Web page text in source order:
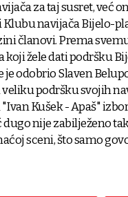
za taj susret, već
navijača Bijelo-
članovi. Prema
koji žele dati podršku
odobrio Slaven
podršku svojih
Kušek - Apaš"
dugo nije zabilježeno
sceni, što samo